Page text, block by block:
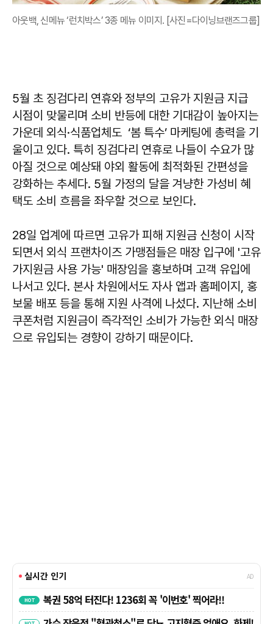
아웃백, 신메뉴 ‘런치박스’ 3종 메뉴 이미지. [사진=다이닝브랜즈그룹]
5월 초 징검다리 연휴와 정부의 고유가 지원금 지급
시점이 맞물리며 소비 반등에 대한 기대감이 높아지는
가운데 외식·식품업체도 ‘봄 특수’ 마케팅에 총력을 기
울이고 있다. 특히 징검다리 연휴로 나들이 수요가 많
아질 것으로 예상돼 야외 활동에 최적화된 간편성을
강화하는 추세다. 5월 가정의 달을 겨냥한 가성비 혜
택도 소비 흐름을 좌우할 것으로 보인다.
28일 업계에 따르면 고유가 피해 지원금 신청이 시작
되면서 외식 프랜차이즈 가맹점들은 매장 입구에 '고유
가지원금 사용 가능' 매장임을 홍보하며 고객 유입에
나서고 있다. 본사 차원에서도 자사 앱과 홈페이지, 홍
보물 배포 등을 통해 지원 사격에 나섰다. 지난해 소비
쿠폰처럼 지원금이 즉각적인 소비가 가능한 외식 매장
으로 유입되는 경향이 강하기 때문이다.